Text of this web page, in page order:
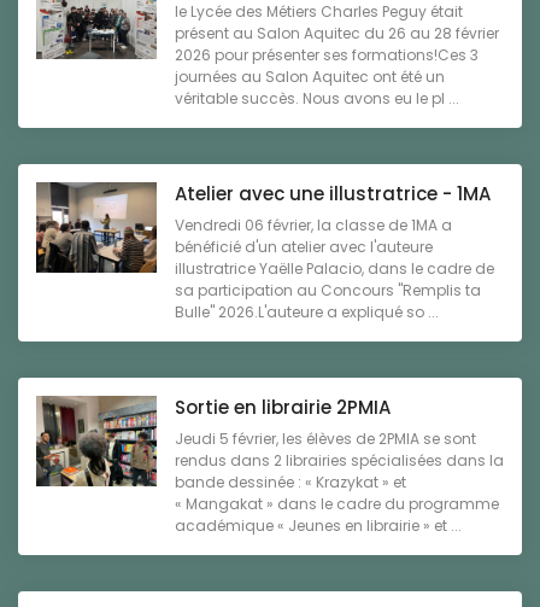
le Lycée des Métiers Charles Peguy était
présent au Salon Aquitec du 26 au 28 février
2026 pour présenter ses formations!Ces 3
journées au Salon Aquitec ont été un
véritable succès. Nous avons eu le pl ...
Atelier avec une illustratrice - 1MA
Vendredi 06 février, la classe de 1MA a
bénéficié d'un atelier avec l'auteure
illustratrice Yaëlle Palacio, dans le cadre de
sa participation au Concours "Remplis ta
Bulle" 2026.L'auteure a expliqué so ...
Sortie en librairie 2PMIA
Jeudi 5 février, les élèves de 2PMIA se sont
rendus dans 2 librairies spécialisées dans la
bande dessinée : « Krazykat » et
« Mangakat » dans le cadre du programme
académique « Jeunes en librairie » et ...